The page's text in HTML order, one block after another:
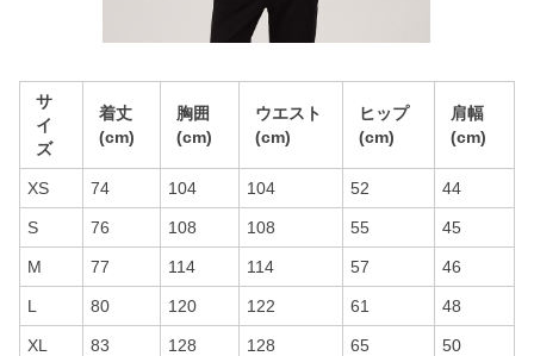
サ
イ
ズ
着丈
(cm)
胸囲
(cm)
ウエスト
(cm)
ヒップ
(cm)
肩幅
(cm)
XS 74 104 104 52 44
S 76 108 108 55 45
M 77 114 114 57 46
L 80 120 122 61 48
XL 83 128 128 65 50